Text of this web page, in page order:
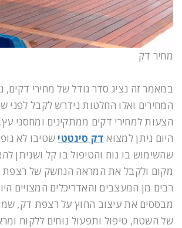
מחיר דק
במאמר זה נציג סדר גודל של מחירי
המחירים ואלו החלטות נידרש לקבל לפני
הצעות למחירי דקים ממתקינים ומחסני עץ.
היום ניתן למצוא דק סינטטי שטיבו לא
שהשימוש בו נוח והטיפול בו קל ושניתן
מקום ולקבל את המראה הנחשק של רצפת
רבים מן המעצבים והאדריכלים המצויים
מבססים את עיצוב החוץ על רצפת דק,
של השטח, טיפול ותפעול נוחים ללקוח